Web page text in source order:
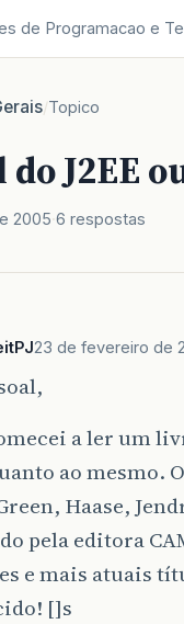
de Programacao e
/Topico
J2EE
2005 6 respostas
23 de fevereiro de
a ler um
ao mesmo.
Haase,
pela editora
e mais atuais
[]s